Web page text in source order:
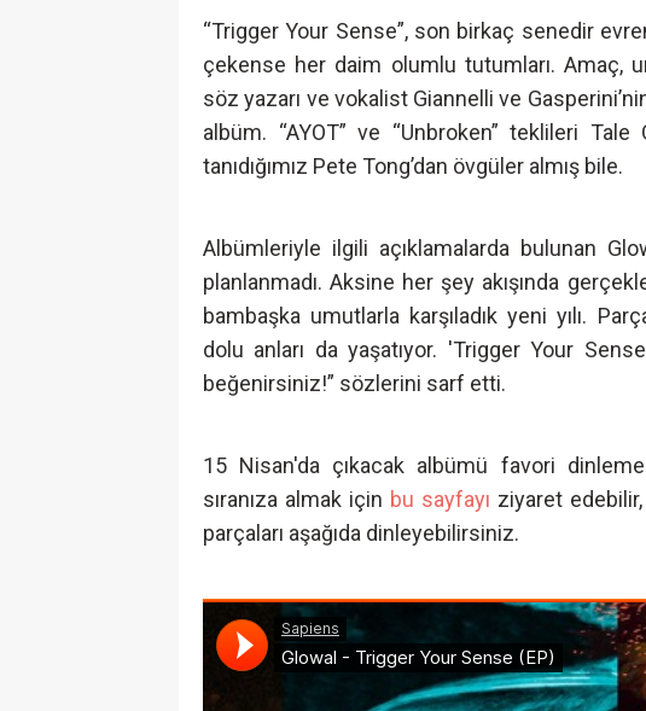
“Trigger Your Sense”, son birkaç senedir
çekense her daim olumlu tutumları. Amaç,
söz yazarı ve vokalist Giannelli ve
albüm. “AYOT” ve “Unbroken” teklileri
tanıdığımız Pete Tong’dan övgüler almış bile.
Albümleriyle ilgili açıklamalarda bulunan
planlanmadı. Aksine her şey akışında
bambaşka umutlarla karşıladık yeni yılı.
dolu anları da yaşatıyor. 'Trigger Your
beğenirsiniz!” sözlerini sarf etti.
15 Nisan'da çıkacak albümü favori
sıranıza almak için bu sayfayı ziyaret
parçaları aşağıda dinleyebilirsiniz.